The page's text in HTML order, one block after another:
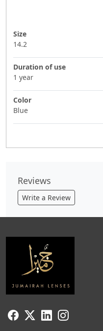
Size
14.2
Duration of use
1 year
Color
Blue
Reviews
Write a Review